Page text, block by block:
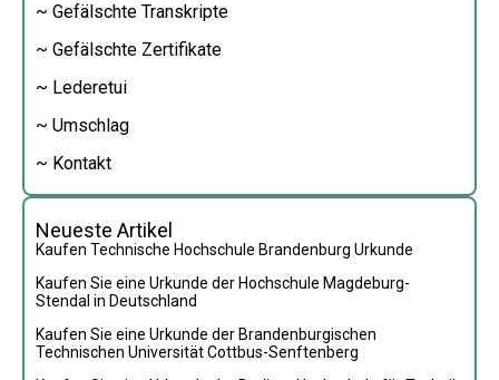
~ Gefälschte Transkripte
~ Gefälschte Zertifikate
~ Lederetui
~ Umschlag
~ Kontakt
Neueste Artikel
Kaufen Technische Hochschule Brandenburg Urkunde
Kaufen Sie eine Urkunde der Hochschule Magdeburg-
Stendal in Deutschland
Kaufen Sie eine Urkunde der Brandenburgischen
Technischen Universität Cottbus-Senftenberg